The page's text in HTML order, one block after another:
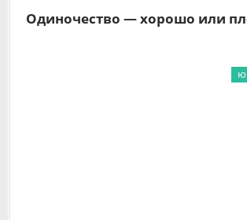
Одиночество — хорошо или